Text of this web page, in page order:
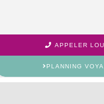
APPELER
PLANNING